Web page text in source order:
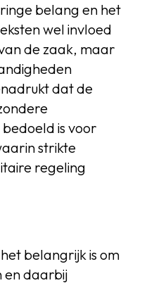
belang en het
wel invloed
de zaak, maar
dat de
is voor
strikte
regeling
belangrijk is om
en daarbij